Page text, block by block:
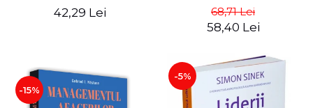
42,29 Lei 68,71 Lei
58,40 Lei
-15%
-5%